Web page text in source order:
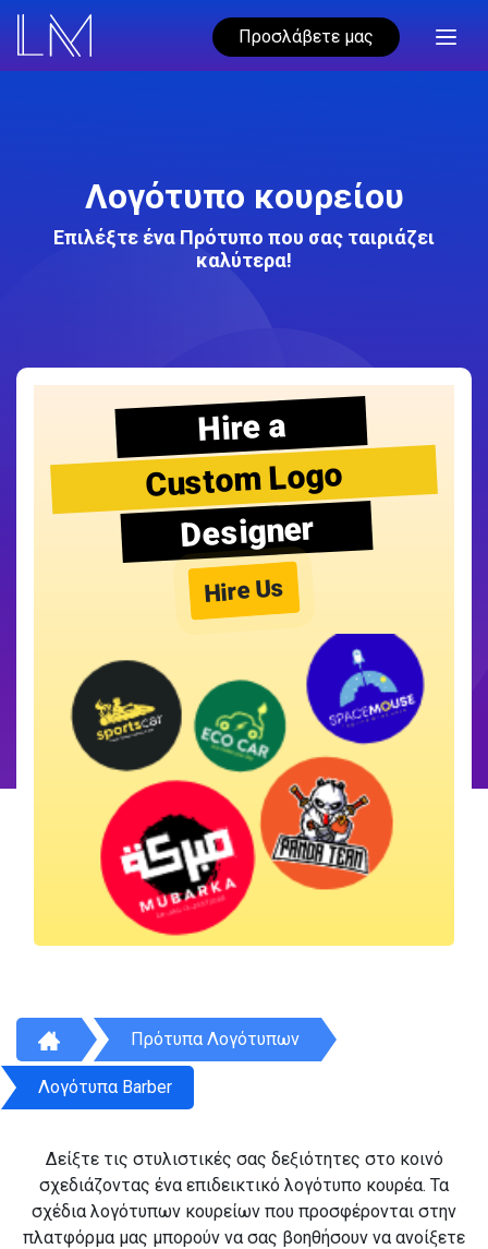
Προσλάβετε μας
Λογότυπο κουρείου
Επιλέξτε ένα Πρότυπο που σας ταιριάζει
καλύτερα!
Hire a
Custom Logo
Designer
Hire Us
Πρότυπα Λογότυπων
Λογότυπα Barber
Δείξτε τις στυλιστικές σας δεξιότητες στο κοινό
σχεδιάζοντας ένα επιδεικτικό λογότυπο κουρέα. Τα
σχέδια λογότυπων κουρείων που προσφέρονται στην
πλατφόρμα μας μπορούν να σας βοηθήσουν να ανοίξετε